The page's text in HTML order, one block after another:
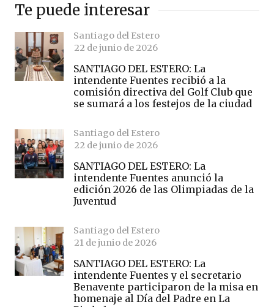
Te puede interesar
Santiago del Estero
22 de junio de 2026
SANTIAGO DEL ESTERO: La
intendente Fuentes recibió a la
comisión directiva del Golf Club que
se sumará a los festejos de la ciudad
Santiago del Estero
22 de junio de 2026
SANTIAGO DEL ESTERO: La
intendente Fuentes anunció la
edición 2026 de las Olimpiadas de la
Juventud
Santiago del Estero
21 de junio de 2026
SANTIAGO DEL ESTERO: La
intendente Fuentes y el secretario
Benavente participaron de la misa en
homenaje al Día del Padre en La